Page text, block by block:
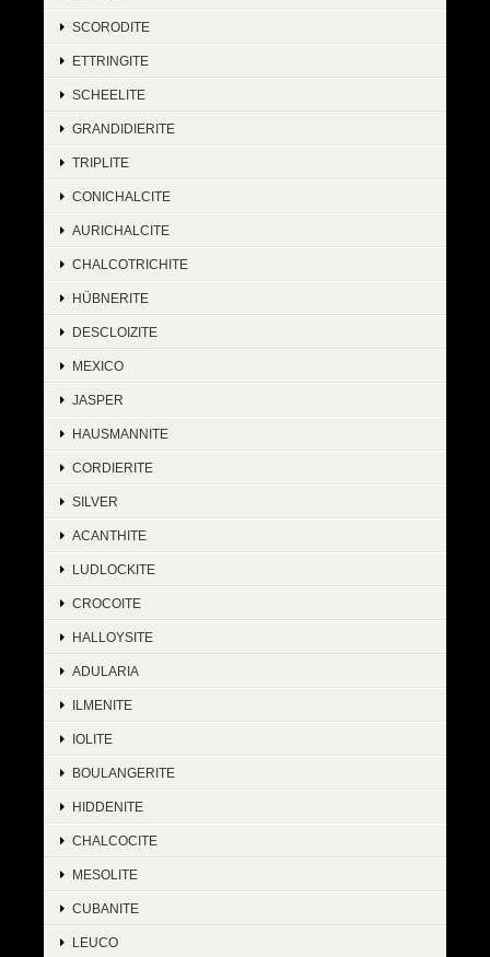
SCORODITE
ETTRINGITE
SCHEELITE
GRANDIDIERITE
TRIPLITE
CONICHALCITE
AURICHALCITE
CHALCOTRICHITE
HÜBNERITE
DESCLOIZITE
MEXICO
JASPER
HAUSMANNITE
CORDIERITE
SILVER
ACANTHITE
LUDLOCKITE
CROCOITE
HALLOYSITE
ADULARIA
ILMENITE
IOLITE
BOULANGERITE
HIDDENITE
CHALCOCITE
MESOLITE
CUBANITE
LEUCO